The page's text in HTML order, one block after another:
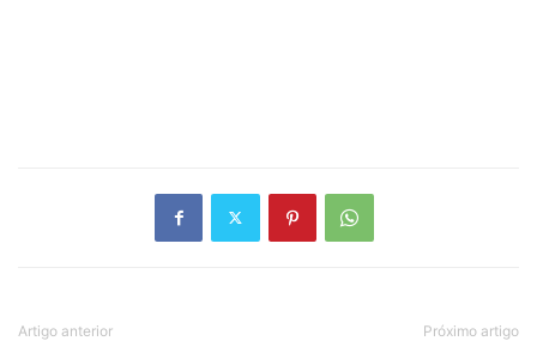
Artigo anterior Próximo artigo